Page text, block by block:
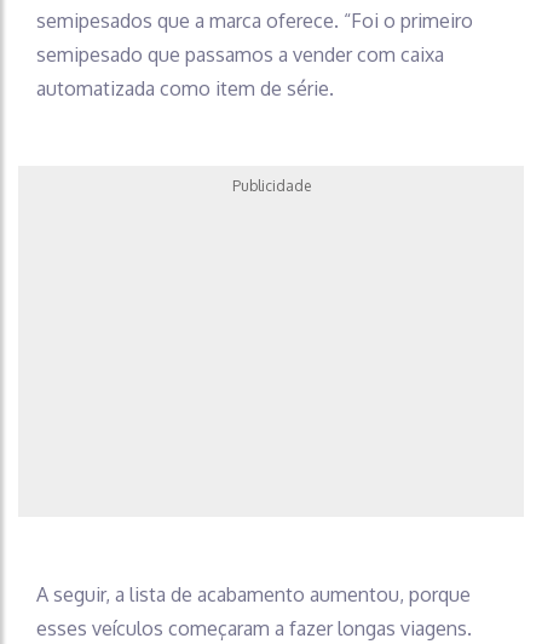
semipesados que a marca oferece. “Foi o primeiro
semipesado que passamos a vender com caixa
automatizada como item de série.
Publicidade
A seguir, a lista de acabamento aumentou, porque
esses veículos começaram a fazer longas viagens.